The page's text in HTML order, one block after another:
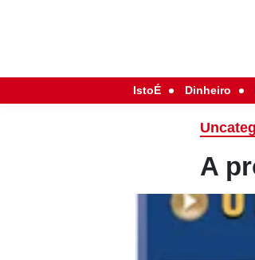
IstoÉ Dinheiro
A